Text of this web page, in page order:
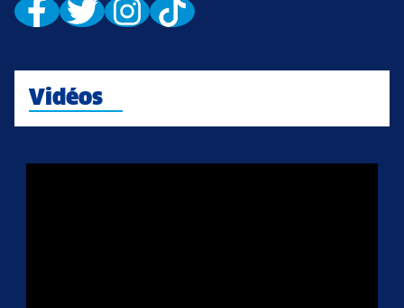
Vidéos